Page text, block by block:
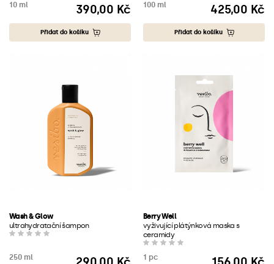
10 ml
Cena
390,00 Kč
Přidat do košíku
100 ml
Cena
425,00 Kč
Přidat do košíku
Wash & Glow
ultrahydratační šampon
250 ml
Berry Well
vyživující plátýnková maska s
ceramidy
1 pc